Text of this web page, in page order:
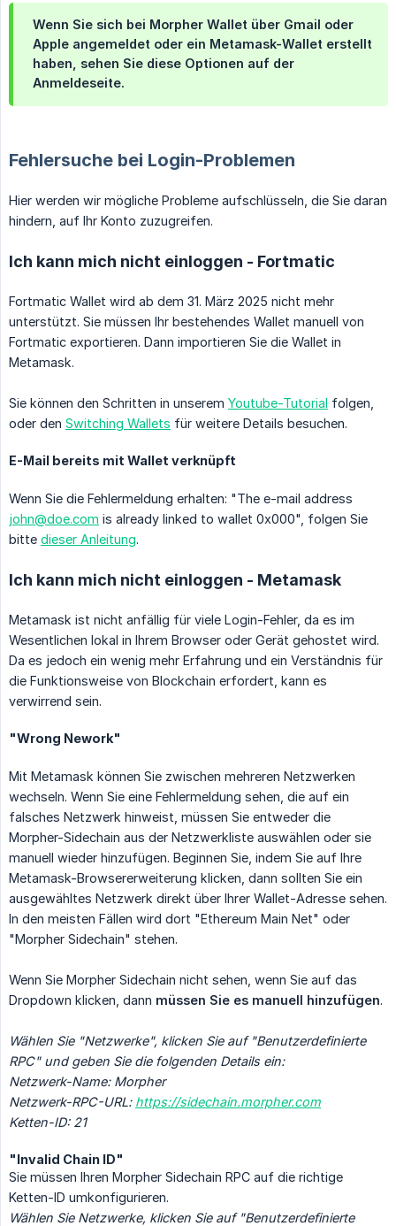
Wenn Sie sich bei Morpher Wallet über Gmail oder
Apple angemeldet oder ein Metamask-Wallet erstellt
haben, sehen Sie diese Optionen auf der
Anmeldeseite.
Fehlersuche bei Login-Problemen
Hier werden wir mögliche Probleme aufschlüsseln, die Sie daran
hindern, auf Ihr Konto zuzugreifen.
Ich kann mich nicht einloggen - Fortmatic
Fortmatic Wallet wird ab dem 31. März 2025 nicht mehr
unterstützt. Sie müssen Ihr bestehendes Wallet manuell von
Fortmatic exportieren. Dann importieren Sie die Wallet in
Metamask.
Sie können den Schritten in unserem Youtube-Tutorial folgen,
oder den Switching Wallets für weitere Details besuchen.
E-Mail bereits mit Wallet verknüpft
Wenn Sie die Fehlermeldung erhalten: "The e-mail address
john@doe.com is already linked to wallet 0x000", folgen Sie
bitte dieser Anleitung.
Ich kann mich nicht einloggen - Metamask
Metamask ist nicht anfällig für viele Login-Fehler, da es im
Wesentlichen lokal in Ihrem Browser oder Gerät gehostet wird.
Da es jedoch ein wenig mehr Erfahrung und ein Verständnis für
die Funktionsweise von Blockchain erfordert, kann es
verwirrend sein.
"Wrong Nework"
Mit Metamask können Sie zwischen mehreren Netzwerken
wechseln. Wenn Sie eine Fehlermeldung sehen, die auf ein
falsches Netzwerk hinweist, müssen Sie entweder die
Morpher-Sidechain aus der Netzwerkliste auswählen oder sie
manuell wieder hinzufügen. Beginnen Sie, indem Sie auf Ihre
Metamask-Browsererweiterung klicken, dann sollten Sie ein
ausgewähltes Netzwerk direkt über Ihrer Wallet-Adresse sehen.
In den meisten Fällen wird dort "Ethereum Main Net" oder
"Morpher Sidechain" stehen.
Wenn Sie Morpher Sidechain nicht sehen, wenn Sie auf das
Dropdown klicken, dann müssen Sie es manuell hinzufügen.
Wählen Sie "Netzwerke", klicken Sie auf "Benutzerdefinierte
RPC" und geben Sie die folgenden Details ein:
Netzwerk-Name: Morpher
Netzwerk-RPC-URL: https://sidechain.morpher.com
Ketten-ID: 21
"Invalid Chain ID"
Sie müssen Ihren Morpher Sidechain RPC auf die richtige
Ketten-ID umkonfigurieren.
Wählen Sie Netzwerke, klicken Sie auf "Benutzerdefinierte